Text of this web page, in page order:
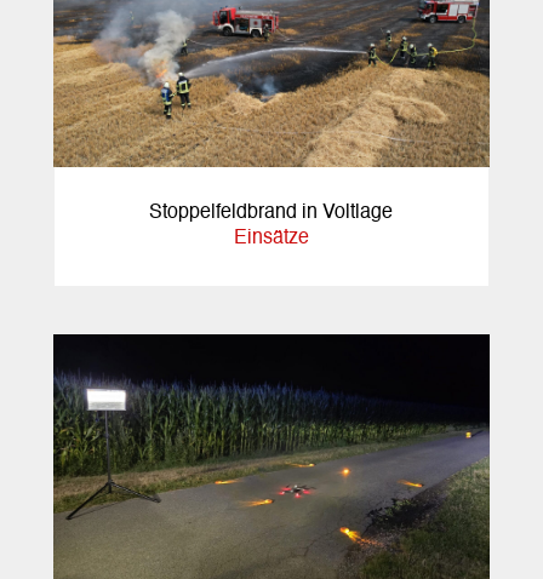
Stoppelfeldbrand in Voltlage
Einsätze